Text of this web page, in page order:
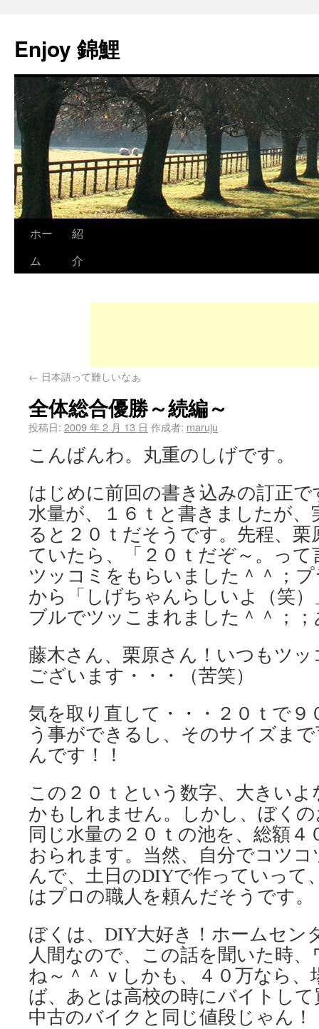
Enjoy 錦鯉
ホー
ム
紹
介
← 日本語って難しいなぁ
全体総合優勝～続編～
投稿日: 2009 年 2 月 13 日 作成者: maruju
こんばんわ。丸重のしげです。
はじめに前回の書き込みの訂正
水量が、１６ｔと書きましたが、
ると２０ｔだそうです。先程、
ていたら、「２０ｔだぞ～。っ
ツッコミをもらいました＾＾；
から「しげちゃんらしいよ（笑
ブルでツッこまれました＾＾；
藤木さん、栗原さん！いつもツ
ございます・・・（苦笑）
気を取り直して・・・２０ｔで
う事ができるし、そのサイズま
んです！！
この２０ｔという数字、大きい
かもしれません。しかし、ぼく
同じ水量の２０ｔの池を、総額４
おられます。当然、自分でコツ
んで、土日のDIYで作っていって
はプロの職人を頼んだそうです。
ぼくは、DIY大好き！ホームセン
人間なので、この話を聞いた時
ね～＾＾ｖしかも、４０万なら
ば、あとは高校の時にバイトし
中古のバイクと同じ値段じゃん